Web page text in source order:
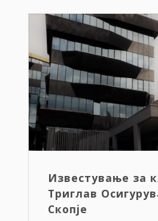
Известување за
Триглав
Скопје